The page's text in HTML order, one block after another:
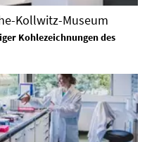
Kollwitz-Museum
Kohlezeichnungen des